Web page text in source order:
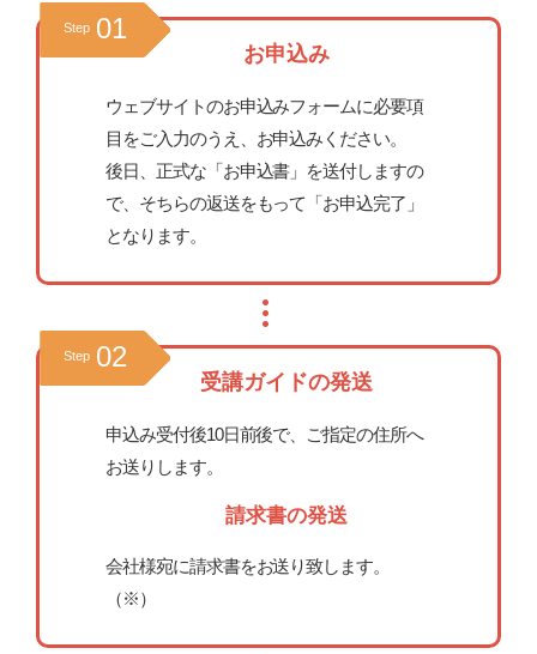
Step 01
お申込み
ウェブサイトのお申込みフォームに必要項
目をご入力のうえ、お申込みください。
後日、正式な「お申込書」を送付しますの
で、そちらの返送をもって「お申込完了」
となります。
Step 02
受講ガイドの発送
申込み受付後10日前後で、ご指定の住所へ
お送りします。
請求書の発送
会社様宛に請求書をお送り致します。
（※）